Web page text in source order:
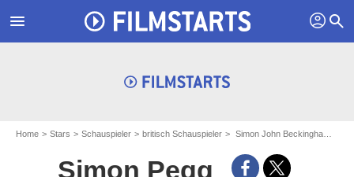
menu profil search
Home Stars Schauspieler britisch Schauspieler Simon John Beckingham - aka : Simon Pegg
Simon Pegg